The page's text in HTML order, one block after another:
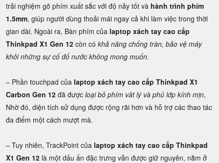
trải nghiệm gõ phím xuất sắc với độ nảy tốt và hành trình phím
1.5mm, giúp người dùng thoải mái ngay cả khi làm việc trong thời
gian dài. Ngoài ra, Bàn phím của laptop xách tay cao cấp
Thinkpad X1 Gen 12 còn có khả năng chống tràn, bảo vệ máy
khỏi những sự cố đổ nước không mong muốn.
– Phần touchpad của laptop xách tay cao cấp Thinkpad X1
Carbon Gen 12 đã được loại bỏ phím vât lý và phủ lớp kính mịn,
Nhờ đó, diện tích sử dụng được rộng rãi hơn và hỗ trợ các thao tác
đa điểm một cách mượt mà.
– Tuy nhiên, TrackPoint của laptop xách tay cao cấp Thinkpad
X1 Gen 12 là một dấu ấn đặc trưng vẫn được giữ nguyên, nằm ở